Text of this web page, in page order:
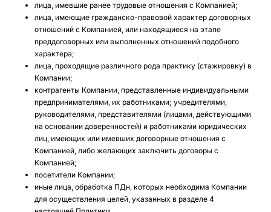
лица, имевшие ранее трудовые отношения с Компанией;
лица, имеющие гражданско-правовой характер договорных
отношений с Компанией, или находящиеся на этапе
преддоговорных или выполненных отношений подобного
характера;
лица, проходящие различного рода практику (стажировку) в
Компании;
контрагенты Компании, представленные индивидуальными
предпринимателями, их работниками; учредителями,
руководителями, представителями (лицами, действующими
на основании доверенностей) и работниками юридических
лиц, имеющих или имевших договорные отношения с
Компанией, либо желающих заключить договоры с
Компанией;
посетители Компании;
иные лица, обработка ПДн, которых необходима Компании
для осуществления целей, указанных в разделе 4